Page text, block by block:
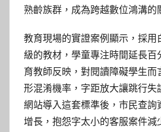
熟齡族群，成為跨越數位鴻溝的
教育現場的實證案例顯示，採用
級的教材，學童專注時間延長百
育教師反映，對閱讀障礙學生而
形混淆機率，字距放大讓跳行失
網站導入這套標準後，市民查詢
增長，抱怨字太小的客服案件減